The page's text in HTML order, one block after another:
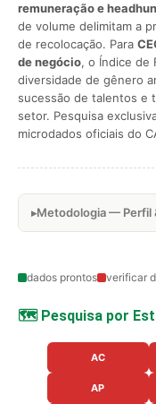
remuneração e
de volume delimitam a
de recolocação. Para
de negócio, o Índice de
diversidade de gênero
sucessão de talentos e
setor. Pesquisa
microdados oficiais do
Metodologia — Perfil
dados prontos verificar
🗺️ Pesquisa por
AC
AP